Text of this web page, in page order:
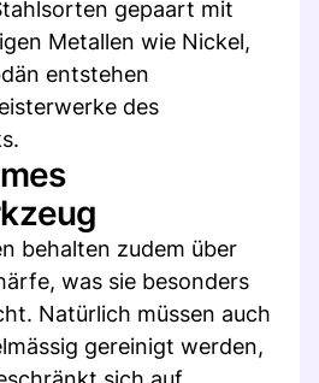
gepaart mit
Metallen wie Nickel,
entstehen
des
behalten zudem über
was sie besonders
Natürlich müssen auch
gereinigt werden,